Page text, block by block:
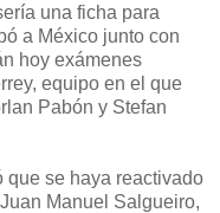
una ficha para
a México junto con
hoy exámenes
equipo en el que
Pabón y Stefan
que se haya reactivado
Manuel Salgueiro,